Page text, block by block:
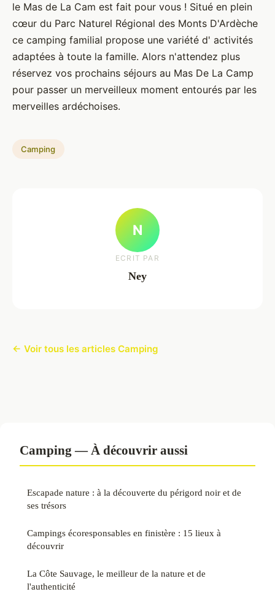
le Mas de La Cam est fait pour vous ! Situé en plein
cœur du Parc Naturel Régional des Monts D'Ardèche
ce camping familial propose une variété d' activités
adaptées à toute la famille. Alors n'attendez plus
réservez vos prochains séjours au Mas De La Camp
pour passer un merveilleux moment entourés par les
merveilles ardéchoises.
Camping
N
ECRIT PAR
Ney
← Voir tous les articles Camping
Camping — À découvrir aussi
Escapade nature : à la découverte du périgord noir et de
ses trésors
Campings écoresponsables en finistère : 15 lieux à
découvrir
La Côte Sauvage, le meilleur de la nature et de
l'authenticité